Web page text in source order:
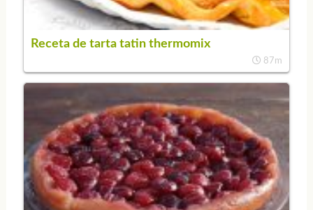
Receta de tarta tatin thermomix
87m